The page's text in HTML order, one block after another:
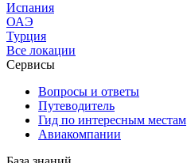
Испания
ОАЭ
Турция
Все локации
Сервисы
Вопросы и ответы
Путеводитель
Гид по интересным местам
Авиакомпании